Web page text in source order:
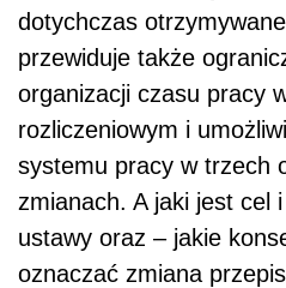
dotychczas
przewiduje także
organizacji czasu pracy
rozliczeniowym i
systemu pracy w trzech
zmianach. A jaki jest cel
ustawy oraz – jakie
oznaczać zmiana